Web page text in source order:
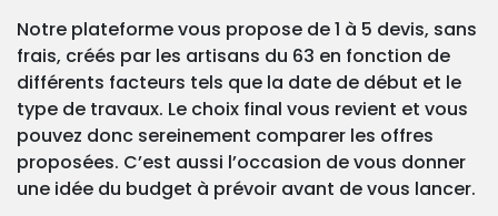
Notre plateforme vous propose de 1 à 5 devis, sans
frais, créés par les artisans du 63 en fonction de
différents facteurs tels que la date de début et le
type de travaux. Le choix final vous revient et vous
pouvez donc sereinement comparer les offres
proposées. C’est aussi l’occasion de vous donner
une idée du budget à prévoir avant de vous lancer.